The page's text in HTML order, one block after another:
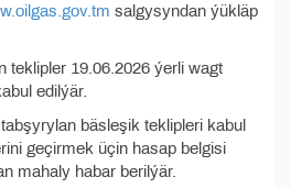
salgysyndan ýükläp
teklipler 19.06.2026 ýerli wagt
edilýär.
bäsleşik teklipleri kabul
geçirmek üçin hasap belgisi
mahaly habar berilýär.